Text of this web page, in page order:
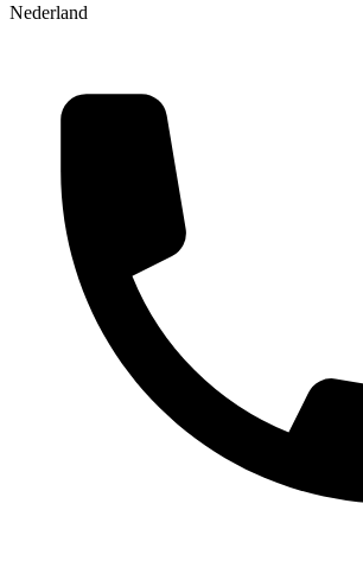
Nederland